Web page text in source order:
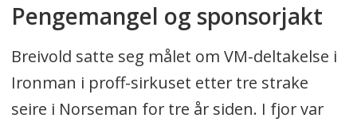
Pengemangel og sponsorjakt
Breivold satte seg målet om VM-deltakelse i
Ironman i proff-sirkuset etter tre strake
seire i Norseman for tre år siden. I fjor var